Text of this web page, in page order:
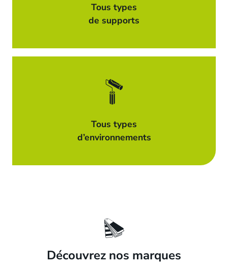
Tous types
de supports
Tous types
d’environnements
Découvrez nos marques